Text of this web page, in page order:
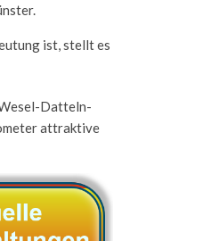
ist, stellt es
Datteln-
attraktive